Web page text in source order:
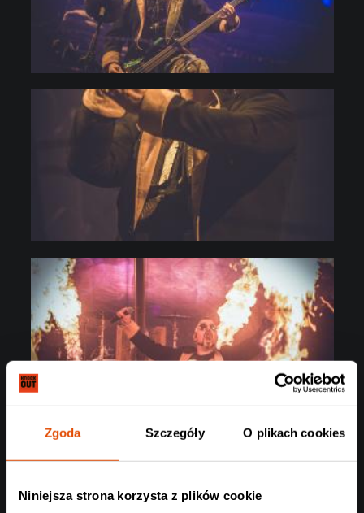
Zgoda Szczegóły O plikach cookies
Niniejsza strona korzysta z plików cookie